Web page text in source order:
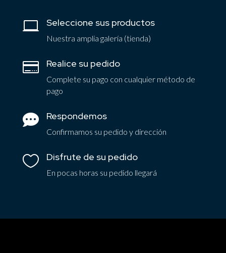
 Seleccione sus productos
Nuestra amplia galería (tienda)
 Realice su pedido
Complete su pago con cualquier método de
pago
 Respondemos
Confirmamos su pedido y dirección
 Disfrute de su pedido
En pocas horas su pedido llegará